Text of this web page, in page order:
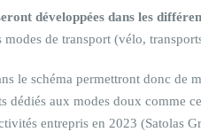
développées dans les
modes de transport (vélo,
le schéma permettront donc de
dédiés aux modes doux comme
entrepris en 2023 (Satolas